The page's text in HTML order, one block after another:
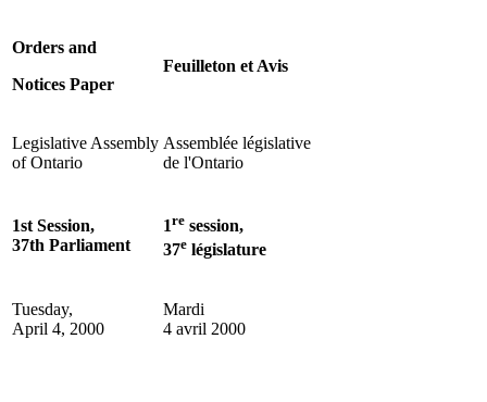
Orders and
Notices Paper
Feuilleton et Avis
Legislative Assembly
of Ontario
Assemblée législative
de l'Ontario
1st Session,
37th Parliament
1re session,
37e législature
Tuesday,
April 4, 2000
Mardi
4 avril 2000